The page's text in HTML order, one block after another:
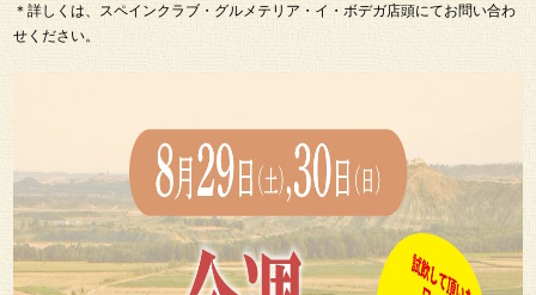
＊詳しくは、スペインクラブ・グルメテリア・イ・ボデガ店頭にてお問い合わ
せください。